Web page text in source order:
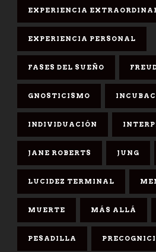
EXPERIENCIA
EXPERIENCIA PERSONAL
FASES DEL SUEÑO
GNOSTICISMO
INDIVIDUACIÓN
JANE ROBERTS JUNG
LUCIDEZ TERMINAL
MUERTE MÁS ALLÁ
PESADILLA